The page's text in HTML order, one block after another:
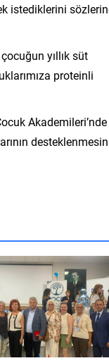
istediklerini
yıllık süt
proteinli
Akademileri’nde